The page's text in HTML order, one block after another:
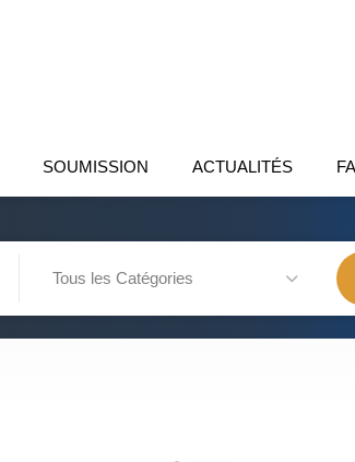
SOUMISSION ACTUALITÉS
Tous les Catégories